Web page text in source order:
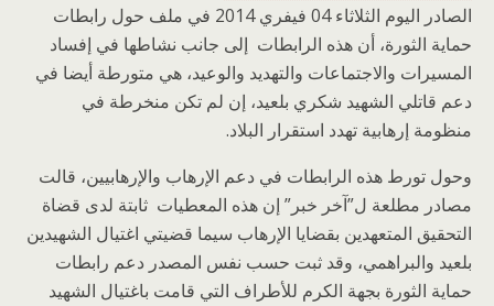
الصادر اليوم الثلاثاء 04 فيفري 2014 في ملف حول رابطات
حماية الثورة، أن هذه الرابطات إلى جانب نشاطها في إفساد
المسيرات والاجتماعات والتهديد والوعيد، هي متورطة أيضا في
دعم قاتلي الشهيد شكري بلعيد، إن لم تكن منخرطة في
منظومة إرهابية تهدد استقرار البلاد.
وحول تورط هذه الرابطات في دعم الإرهاب والإرهابيين، قالت
مصادر مطلعة ل”آخر خبر” إن هذه المعطيات ثابتة لدى قضاة
التحقيق المتعهدين بقضايا الإرهاب سيما قضيتي اغتيال الشهيدين
بلعيد والبراهمي، وقد ثبت حسب نفس المصدر دعم رابطات
حماية الثورة بجهة الكرم للأطراف التي قامت باغتيال الشهيد